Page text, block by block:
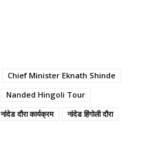
Chief Minister Eknath Shinde
Nanded Hingoli Tour
नांदेड दौरा कार्यक्रम
नांदेड हिंगोली दौरा